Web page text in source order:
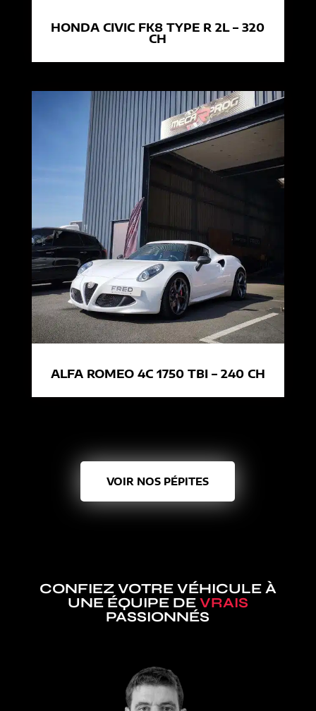
HONDA CIVIC FK8 TYPE R 2L – 320
CH
ALFA ROMEO 4C 1750 TBI – 240 CH
VOIR NOS PÉPITES
CONFIEZ VOTRE VÉHICULE À
UNE ÉQUIPE DE VRAIS
PASSIONNÉS